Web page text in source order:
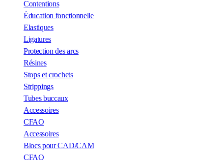
Contentions
Éducation fonctionnelle
Elastiques
Ligatures
Protection des arcs
Résines
Stops et crochets
Strippings
Tubes buccaux
Accessoires
CFAO
Accessoires
Blocs pour CAD/CAM
CFAO